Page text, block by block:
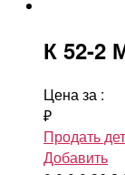
К 52-2
Цена за :
₽
Продать
Добавить